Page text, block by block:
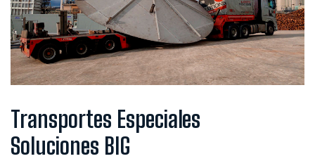
Transportes Especiales
Soluciones BIG